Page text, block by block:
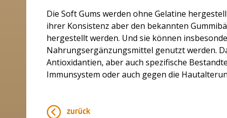
Die Soft Gums werden ohne Gelatine
ihrer Konsistenz aber den bekannten
hergestellt werden. Und sie können
Nahrungsergänzungsmittel genutzt werden.
Antioxidantien, aber auch spezifische
Immunsystem oder auch gegen die
zurück